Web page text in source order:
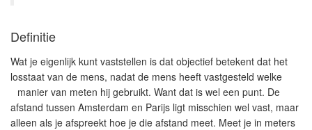
Definitie
Wat je eigenlijk kunt vaststellen is dat objectief betekent dat het
losstaat van de mens, nadat de mens heeft vastgesteld welke
manier van meten hij gebruikt. Want dat is wel een punt. De
afstand tussen Amsterdam en Parijs ligt misschien wel vast, maar
alleen als je afspreekt hoe je die afstand meet. Meet je in meters